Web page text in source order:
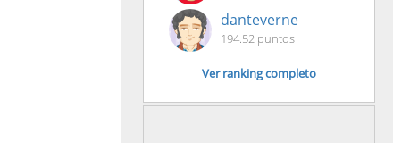
danteverne
194.52 puntos
Ver ranking completo